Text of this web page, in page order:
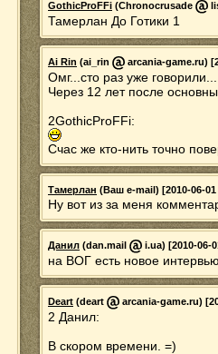
GothicProFFi (Chronocrusade
Тамерлан До Готики 1
Ai Rin (ai_rin arcania-game.ru)
Омг...сто раз уже говорили...
Через 12 лет после
2GothicProFFi:
Счас же кто-нить точно
Тамерлан (Ваш e-mail) [2010-06-01
Ну вот из за меня
Данил (dan.mail i.ua) [2010-06-
на ВОГ есть новое
Deart (deart arcania-game.ru)
2 Данил:
В скором времени. =)